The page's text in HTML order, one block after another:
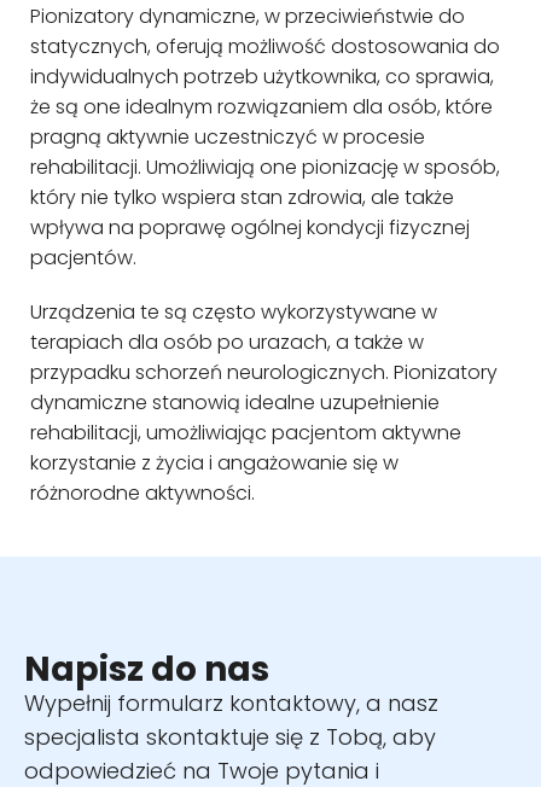
Pionizatory dynamiczne, w przeciwieństwie do
statycznych, oferują możliwość dostosowania do
indywidualnych potrzeb użytkownika, co sprawia,
że są one idealnym rozwiązaniem dla osób, które
pragną aktywnie uczestniczyć w procesie
rehabilitacji. Umożliwiają one pionizację w sposób,
który nie tylko wspiera stan zdrowia, ale także
wpływa na poprawę ogólnej kondycji fizycznej
pacjentów.
Urządzenia te są często wykorzystywane w
terapiach dla osób po urazach, a także w
przypadku schorzeń neurologicznych. Pionizatory
dynamiczne stanowią idealne uzupełnienie
rehabilitacji, umożliwiając pacjentom aktywne
korzystanie z życia i angażowanie się w
różnorodne aktywności.
Napisz do nas
Wypełnij formularz kontaktowy, a nasz
specjalista skontaktuje się z Tobą, aby
odpowiedzieć na Twoje pytania i